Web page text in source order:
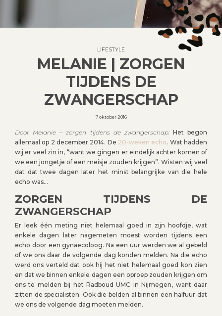
LIFESTYLE
MELANIE | ZORGEN
TIJDENS DE
ZWANGERSCHAP
7 oktober 2016
Door Melanie – zorgen tijdens de zwangerschap: Het begon
allemaal op 2 december 2014. De 20-weken echo. Wat hadden
wij er veel zin in, “want we gingen er eindelijk achter komen of
we een jongetje of een meisje zouden krijgen”. Wisten wij veel
dat dat twee dagen later het minst belangrijke van die hele
echo was…
ZORGEN TIJDENS DE
ZWANGERSCHAP
Er leek één meting niet helemaal goed in zijn hoofdje, wat
enkele dagen later nagemeten moest worden tijdens een
echo door een gynaecoloog. Na een uur werden we al gebeld
of we ons daar de volgende dag konden melden. Na die echo
werd ons verteld dat ook hij het niet helemaal goed kon zien
en dat we binnen enkele dagen een oproep zouden krijgen om
ons te melden bij het Radboud UMC in Nijmegen, want daar
zitten de specialisten. Ook die belden al binnen een halfuur dat
we ons de volgende dag moeten melden.